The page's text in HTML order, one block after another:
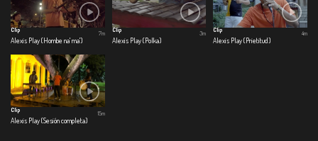
Clip
Alexis Play (Hombe na' ma')
7m
Clip
Alexis Play (Polka)
3m
Clip
Alexis Play (Prietitud)
4m
Clip
Alexis Play (Sesión completa)
15m